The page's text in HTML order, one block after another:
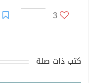
3
كتب ذات صلة